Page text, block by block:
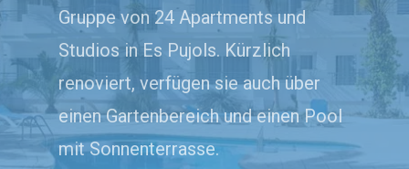
Gruppe von 24 Apartments und
Studios in Es Pujols. Kürzlich
renoviert, verfügen sie auch über
einen Gartenbereich und einen Pool
mit Sonnenterrasse.